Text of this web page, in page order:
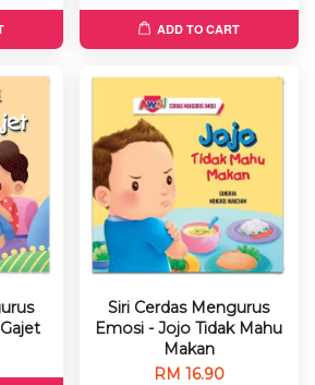
ADD TO CART
Siri Cerdas Mengurus
Emosi - Jojo Tidak Mahu
Makan
RM 16.90